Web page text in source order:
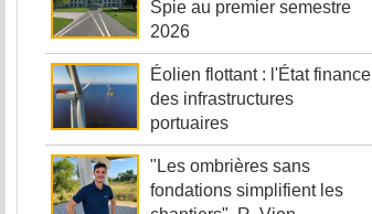
Spie au premier semestre
2026
Éolien flottant : l'État finance
des infrastructures
portuaires
"Les ombrières sans
fondations simplifient les